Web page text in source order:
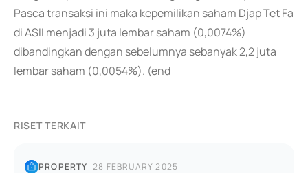
Pasca transaksi ini maka kepemilikan saham Djap Tet Fa
di ASII menjadi 3 juta lembar saham (0,0074%)
dibandingkan dengan sebelumnya sebanyak 2,2 juta
lembar saham (0,0054%). (end
RISET TERKAIT
PROPERTY|28 FEBRUARY 2025